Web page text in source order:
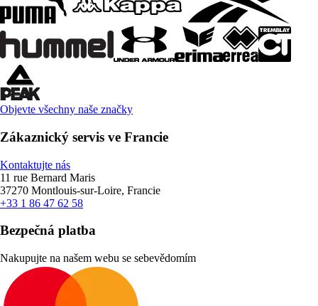
Objevte všechny naše značky
Zákaznický servis ve Francie
Kontaktujte nás
11 rue Bernard Maris
37270 Montlouis-sur-Loire, Francie
+33 1 86 47 62 58
Bezpečná platba
Nakupujte na našem webu se sebevědomím